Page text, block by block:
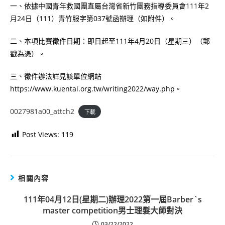
一、依據中國青年救國團直屬台灣省新竹團務指導委員會111年2
月24日（111）青竹服字第037號函辦理（如附件）。
二、本項比賽徵件日期：即日起至111年4月20日（星期三）（郵
戳為憑）。
三、徵件辦法詳見該單位網站
https://www.kuentai.org.tw/writing2022/way.php。
0027981a00_attch2 下載
Post Views: 119
相關內容
111年04月12日(星期二)辦理2022第一屆Barber`s
master competition男士理髮大師對決